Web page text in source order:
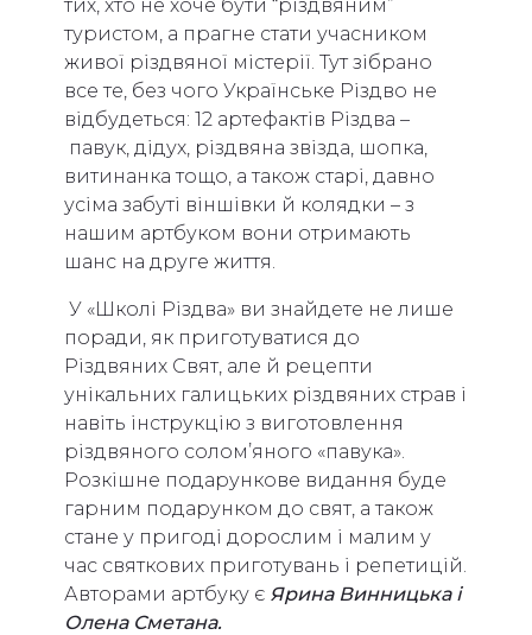
тих, хто не хоче бути “різдвяним”
туристом, а прагне стати учасником
живої різдвяної містерії. Тут зібрано
все те, без чого Українське Різдво не
відбудеться: 12 артефактів Різдва –
павук, дідух, різдвяна звізда, шопка,
витинанка тощо, а також старі, давно
усіма забуті віншівки й колядки – з
нашим артбуком вони отримають
шанс на друге життя.
У «Школі Різдва» ви знайдете не лише
поради, як приготуватися до
Різдвяних Свят, але й рецепти
унікальних галицьких різдвяних страв і
навіть інструкцію з виготовлення
різдвяного солом’яного «павука».
Розкішне подарункове видання буде
гарним подарунком до свят, а також
стане у пригоді дорослим і малим у
час святкових приготувань і репетицій.
Авторами артбуку є Ярина Винницька і
Олена Сметана.